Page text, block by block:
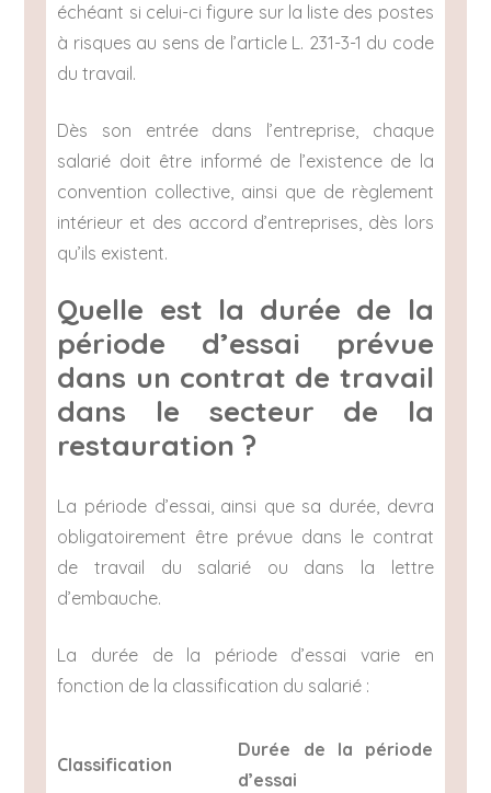
échéant si celui-ci figure sur la liste des postes
à risques au sens de l’article L. 231-3-1 du code
du travail.
Dès son entrée dans l’entreprise, chaque
salarié doit être informé de l’existence de la
convention collective, ainsi que de règlement
intérieur et des accord d’entreprises, dès lors
qu’ils existent.
Quelle est la durée de la
période d’essai prévue
dans un contrat de travail
dans le secteur de la
restauration ?
La période d’essai, ainsi que sa durée, devra
obligatoirement être prévue dans le contrat
de travail du salarié ou dans la lettre
d’embauche.
La durée de la période d’essai varie en
fonction de la classification du salarié :
Classification
Durée de la période
d’essai